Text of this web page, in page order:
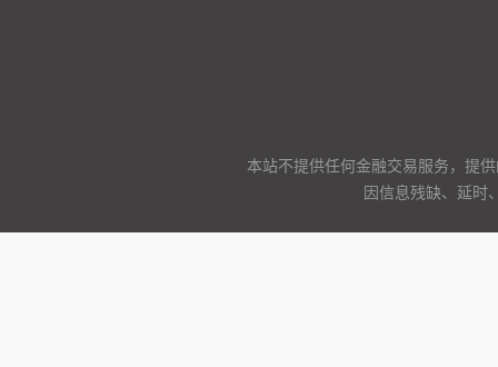
本站不提供任何金融交易服务，提
因信息残缺、延时